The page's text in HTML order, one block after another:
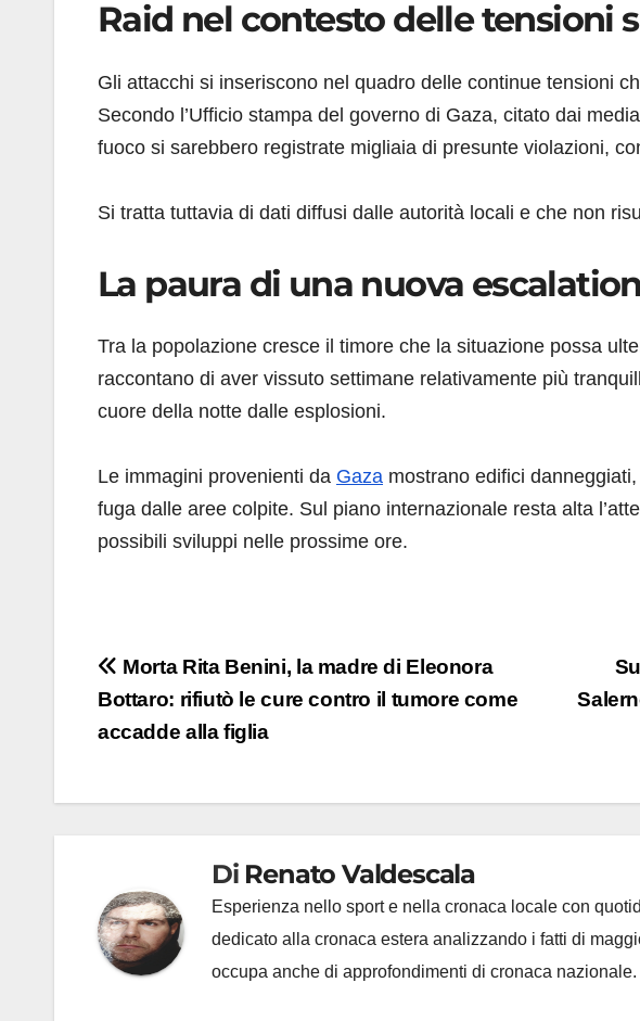
Raid nel contesto delle tensioni
Gli attacchi si inseriscono nel quadro delle continue tensioni
Secondo l’Ufficio stampa del governo di Gaza, citato dai
fuoco si sarebbero registrate migliaia di presunte violazioni,
Si tratta tuttavia di dati diffusi dalle autorità locali e che non
La paura di una nuova escalation
Tra la popolazione cresce il timore che la situazione possa
raccontano di aver vissuto settimane relativamente più
cuore della notte dalle esplosioni.
Le immagini provenienti da Gaza mostrano edifici
fuga dalle aree colpite. Sul piano internazionale resta alta
possibili sviluppi nelle prossime ore.
Navigazione
articoli
Morta Rita Benini, la madre di Eleonora
Bottaro: rifiutò le cure contro il tumore come
accadde alla figlia
Di Renato Valdescala
Esperienza nello sport e nella cronaca locale con
dedicato alla cronaca estera analizzando i fatti di
occupa anche di approfondimenti di cronaca nazionale.